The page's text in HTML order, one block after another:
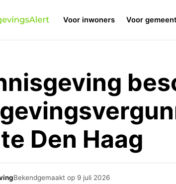
Voor inwoners Voor
Den Haag
Bekendgemaakt op 9 juli 2026